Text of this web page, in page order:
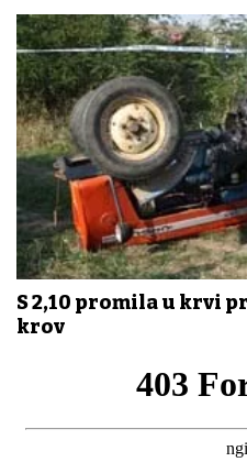
S 2,10 promila u krvi
krov